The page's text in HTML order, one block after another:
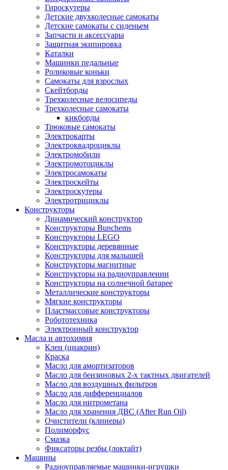
Гироскутеры
Детские двухколесные самокаты
Детские самокаты с сиденьем
Запчасти и аксессуары
Защитная экипировка
Каталки
Машинки педальные
Роликовые коньки
Самокаты для взрослых
Скейтборды
Трехколесные велосипеды
Трехколесные самокаты
кикборды
Трюковые самокаты
Электрокарты
Электроквадроциклы
Электромобили
Электромотоциклы
Электросамокаты
Электроскейты
Электроскутеры
Электротрициклы
Конструкторы
Динамический конструктор
Конструкторы Bunchems
Конструкторы LEGO
Конструкторы деревянные
Конструкторы для малышей
Конструкторы магнитные
Конструкторы на радиоуправлении
Конструкторы на солнечной батарее
Металлические конструкторы
Мягкие конструкторы
Пластмассовые конструкторы
Робототехника
Электронный конструктор
Масла и автохимия
Клеи (циакрин)
Краска
Масло для амортизаторов
Масло для бензиновых 2-х тактных двигателей
Масло для воздушных фильтров
Масло для дифференциалов
Масло для нитрометана
Масло для хранения ДВС (After Run Oil)
Очистители (клинеры)
Полиморфус
Смазка
Фиксаторы резбы (локтайт)
Машины
Радиоуправляемые машинки-игрушки